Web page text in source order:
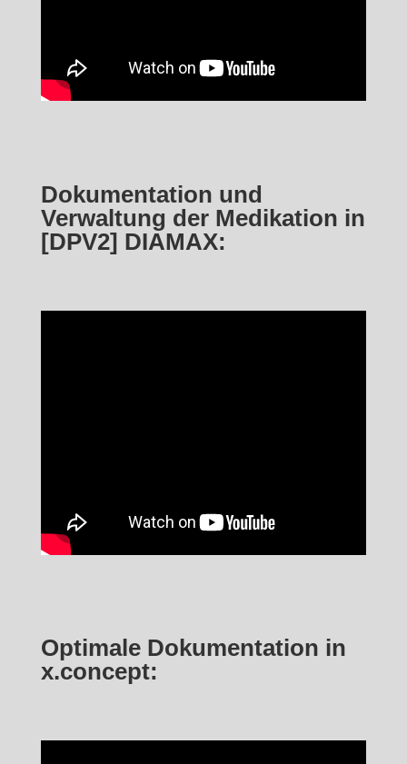
Dokumentation und
Verwaltung der Medikation in
[DPV2] DIAMAX:
Optimale Dokumentation in
x.concept: